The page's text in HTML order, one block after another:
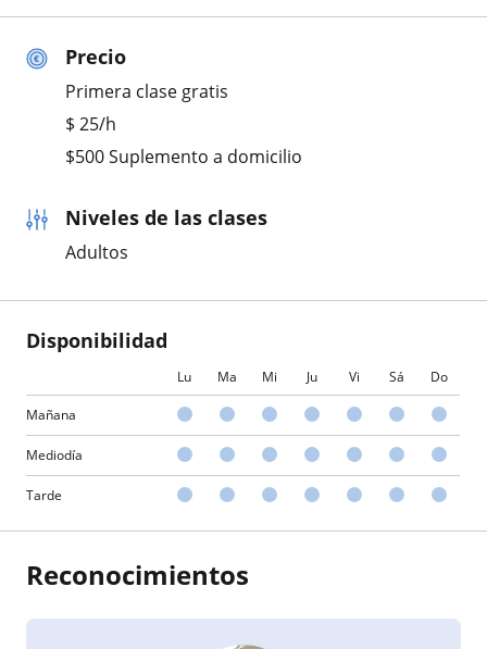
Precio
Primera clase gratis
$ 25/h
$500 Suplemento a domicilio
Niveles de las clases
Adultos
Disponibilidad
Lu Ma Mi Ju Vi Sá Do
Mañana
Mediodía
Tarde
Reconocimientos